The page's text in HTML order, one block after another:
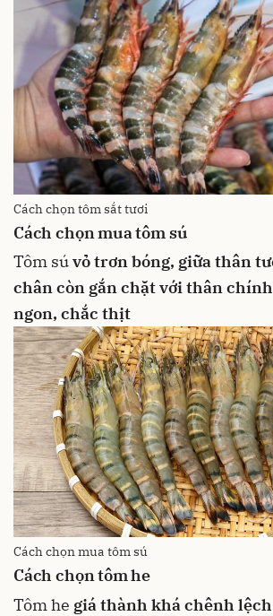
Cách chọn tôm sắt tươi
Cách chọn mua tôm sú
Tôm súvỏ trơn bóng, giữa thân
chân còn gắn chặt với thân
ngon, chắc thịt
Cách chọn mua tôm sú
Cách chọn tôm he
Tôm he giá thành khá chênh